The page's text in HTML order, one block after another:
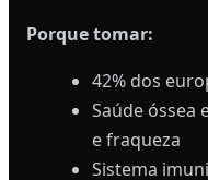
Porque tomar:
42% dos
Saúde
e fraqueza
Sistema